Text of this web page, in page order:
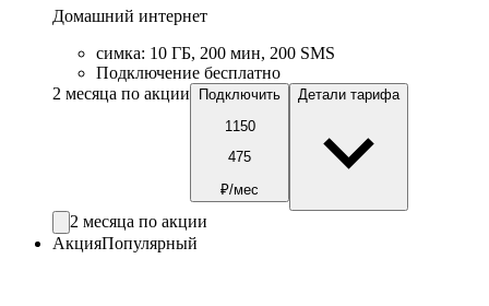
Домашний интернет
симка: 10 ГБ, 200 мин, 200 SMS
Подключение бесплатно
2 месяца по акции
Подключить
1150
475
₽/мес
Детали тарифа
2 месяца по акции
АкцияПопулярный